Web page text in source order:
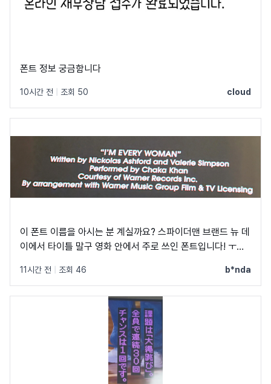
폰트 정보 궁금함니다
10시간 전 조회 50 cloud
이 폰트 이름을 아시는 분 계실까요? 스파이더맨 브랜드 뉴 데
이에서 타이틀 말구 영화 안에서 주로 쓰인 폰트입니다! ㅜㅜ
깝고 t가 유독 가로가 짧아서 예쁘더라구요
11시간 전 조회 46 b*nda